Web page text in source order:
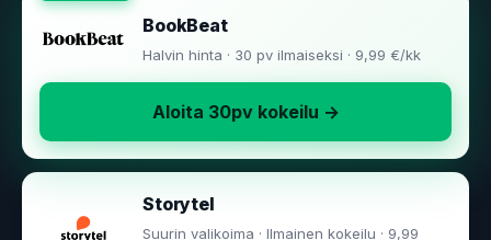
BookBeat
Halvin hinta · 30 pv ilmaiseksi · 9,99 €/kk
Aloita 30pv kokeilu →
Storytel
Suurin valikoima · Ilmainen kokeilu · 9,99